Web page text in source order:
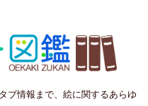
ブ情報まで、絵に関するあらゆ